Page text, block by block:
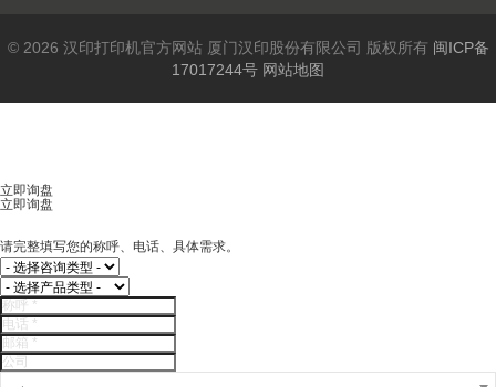
© 2026 汉印打印机官方网站 厦门汉印股份有限公司 版权所有 闽ICP备
17017244号 网站地图
立即询盘
立即询盘
请完整填写您的称呼、电话、具体需求。